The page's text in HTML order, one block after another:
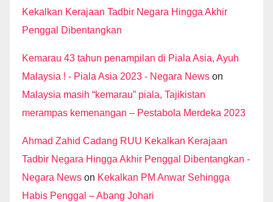
Kekalkan Kerajaan Tadbir Negara Hingga Akhir
Penggal Dibentangkan
Kemarau 43 tahun penampilan di Piala Asia, Ayuh
Malaysia ! - Piala Asia 2023 - Negara News on
Malaysia masih “kemarau” piala, Tajikistan
merampas kemenangan – Pestabola Merdeka 2023
Ahmad Zahid Cadang RUU Kekalkan Kerajaan
Tadbir Negara Hingga Akhir Penggal Dibentangkan -
Negara News on Kekalkan PM Anwar Sehingga
Habis Penggal – Abang Johari